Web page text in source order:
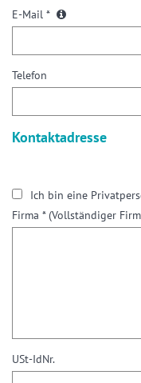
E-Mail *
Telefon
Kontaktadresse
Ich bin eine
Firma *(Vollständiger
USt-IdNr.